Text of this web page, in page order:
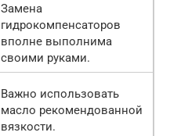
Замена
гидрокомпенсаторов
вполне выполнима
своими руками.
Важно использовать
масло рекомендованной
вязкости.